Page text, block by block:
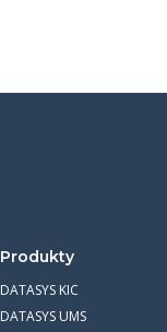
Produkty
DATASYS KIC
DATASYS UMS